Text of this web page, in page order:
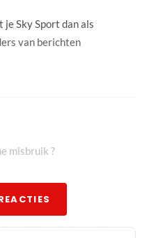
misbruik ?
Naast de
je Sky Sport dan als
van berichten